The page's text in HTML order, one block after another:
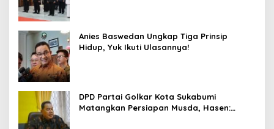
Anies Baswedan Ungkap Tiga Prinsip
Hidup, Yuk Ikuti Ulasannya!
DPD Partai Golkar Kota Sukabumi
Matangkan Persiapan Musda, Hasen: